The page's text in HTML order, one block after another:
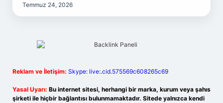
Temmuz 24, 2026
Reklam ve İletişim: Skype: live:.cid.575569c608265c69
Yasal Uyarı: Bu internet sitesi, herhangi bir marka, kurum veya şahıs
şirketi ile hiçbir bağlantısı bulunmamaktadır. Sitede yalnızca kendi